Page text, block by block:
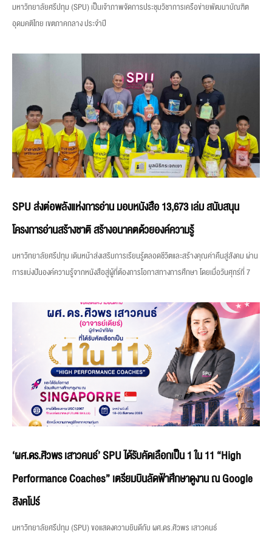
มหาวิทยาลัยศรีปทุม (SPU) เป็นเจ้าภาพจัดการประชุมวิชาการเครือข่ายพัฒนาบัณฑิต
อุดมคติไทย เขตภาคกลาง ประจำปี
SPU ส่งต่อพลังแห่งการอ่าน มอบหนังสือ 13,673 เล่ม สนับสนุน
โครงการอ่านสร้างชาติ สร้างอนาคตด้วยองค์ความรู้
มหาวิทยาลัยศรีปทุม เดินหน้าส่งเสริมการเรียนรู้ตลอดชีวิตและสร้างคุณค่าคืนสู่สังคม ผ่าน
การแบ่งปันองค์ความรู้จากหนังสือสู่ผู้ที่ต้องการโอกาสทางการศึกษา โดยเมื่อวันศุกร์ที่ 7
‘ผศ.ดร.ศิวพร เสาวคนธ์’ SPU ได้รับคัดเลือกเป็น 1 ใน 11 “High
Performance Coaches” เตรียมบินลัดฟ้าศึกษาดูงาน ณ Google
สิงคโปร์
มหาวิทยาลัยศรีปทุม (SPU) ขอแสดงความยินดีกับ ผศ.ดร.ศิวพร เสาวคนธ์